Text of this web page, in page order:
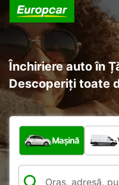
Închiriere auto în
Descoperiți toate
Ce tip de vehicul?
Mașină